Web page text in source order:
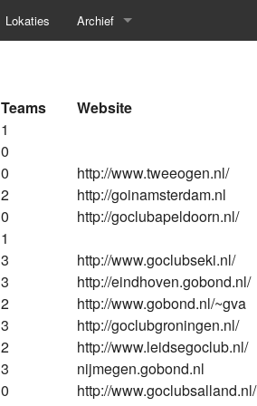
Lokaties Archief
Najaar 2025
Najaar 2024
Voorjaar 2024
Najaar 2023
Voorjaar 2023
Najaar 2022
Voorjaar 2020
Teams Website
1
0
0 http://www.tweeogen.nl/
2 http://goinamsterdam.nl
0 http://goclubapeldoorn.nl/
1
3 http://www.goclubseki.nl/
3 http://eindhoven.gobond.nl/
2 http://www.gobond.nl/~gva
3 http://goclubgroningen.nl/
2 http://www.leidsegoclub.nl/
3 nijmegen.gobond.nl
0 http://www.goclubsalland.nl/